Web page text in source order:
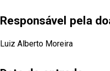
Responsável pela
Luiz Alberto Moreira